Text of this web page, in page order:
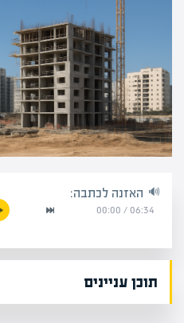
האזנה לכתבה:
06:34
/
00:00
תוכן עניינים